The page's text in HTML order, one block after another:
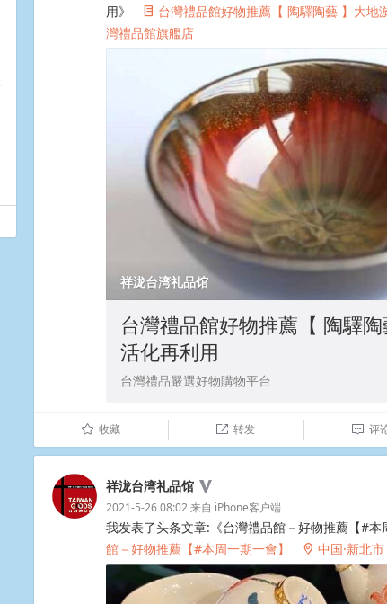
用》
° 台灣禮品館好物推薦【 陶驛陶藝 】大地
灣禮品館旗艦店
祥泷台湾礼品馆
台灣禮品館好物推薦【 陶驛
活化再利用
台灣禮品嚴選好物購物平台
û 收藏  转发  评
祥泷台湾礼品馆
2021-5-26 08:02来自 iPhone客户端
我发表了头条文章:《台灣禮品館－好物推薦【#本
館－好物推薦【#本周一期一會】
2 中国·新北市